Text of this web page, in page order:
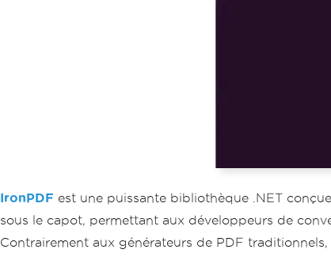
IronPDF est une puissante bibliothèque .NET
sous le capot, permettant aux développeurs de
Contrairement aux générateurs de PDF